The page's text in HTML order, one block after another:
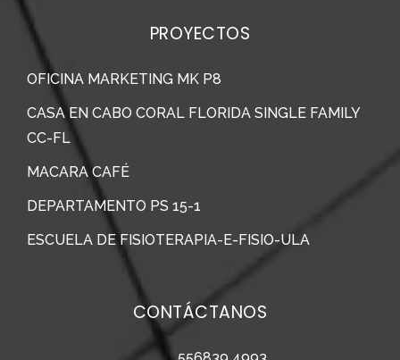
PROYECTOS
OFICINA MARKETING MK P8
CASA EN CABO CORAL FLORIDA SINGLE FAMILY
CC-FL
MACARA CAFÉ
DEPARTAMENTO PS 15-1
ESCUELA DE FISIOTERAPIA-E-FISIO-ULA
CONTÁCTANOS